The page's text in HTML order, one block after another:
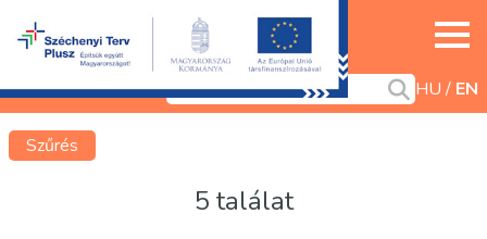
HU EN
Szűrés
5 találat